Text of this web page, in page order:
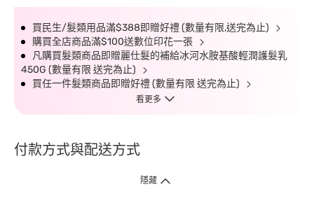
買民生/髮類用品滿$388即贈好禮 (數量有限,送完為止)
購買全店商品滿$100送數位印花一張
凡購買髮類商品即贈麗仕髮的補給冰河水胺基酸輕潤護髮乳
450G (數量有限 送完為止)
買任一件髮類商品即贈好禮 (數量有限 送完為止)
看更多
付款方式與配送方式
隱藏